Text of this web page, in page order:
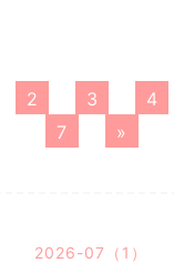
2 3 4
7
»
2026-07（1）